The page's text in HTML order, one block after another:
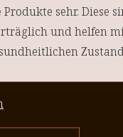
Produkte sehr. Diese
und helfen